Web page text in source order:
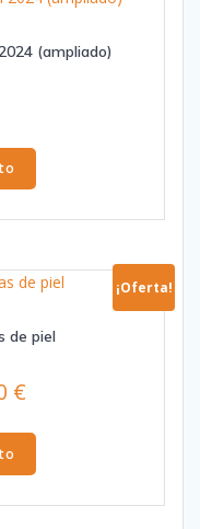
(ampliado)
¡Oferta!
de piel
€.
€
es:
290,00 €.